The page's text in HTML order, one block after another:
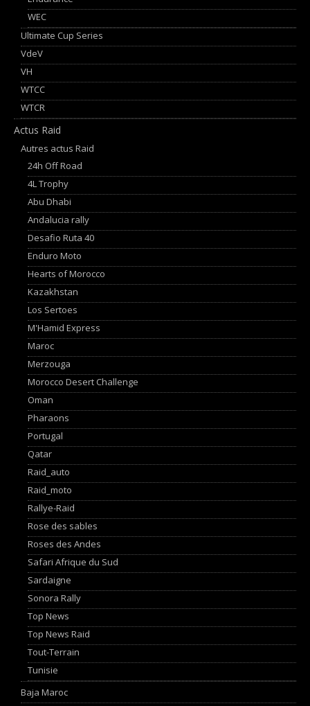
WEC
Ultimate Cup Series
VdeV
VH
WTCC
WTCR
Actus Raid
Autres actus Raid
24h Off Road
4L Trophy
Abu Dhabi
Andalucia rally
Desafio Ruta 40
Enduro Moto
Hearts of Morocco
Kazakhstan
Los Sertoes
M'Hamid Express
Maroc
Merzouga
Morocco Desert Challenge
Oman
Pharaons
Portugal
Qatar
Raid_auto
Raid_moto
Rallye-Raid
Rose des sables
Roses des Andes
Safari Afrique du Sud
Sardaigne
Sonora Rally
Top News
Top News Raid
Tout-Terrain
Tunisie
Baja Maroc